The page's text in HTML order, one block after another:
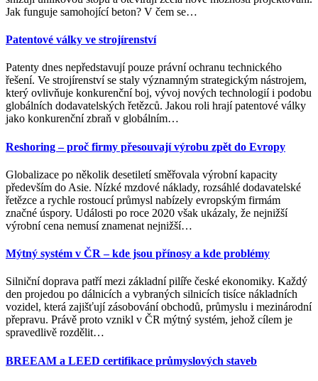
Jak funguje samohojící beton? V čem se…
Patentové války ve strojírenství
Patenty dnes nepředstavují pouze právní ochranu technického
řešení. Ve strojírenství se staly významným strategickým nástrojem,
který ovlivňuje konkurenční boj, vývoj nových technologií i podobu
globálních dodavatelských řetězců. Jakou roli hrají patentové války
jako konkurenční zbraň v globálním…
Reshoring – proč firmy přesouvají výrobu zpět do Evropy
Globalizace po několik desetiletí směřovala výrobní kapacity
především do Asie. Nízké mzdové náklady, rozsáhlé dodavatelské
řetězce a rychle rostoucí průmysl nabízely evropským firmám
značné úspory. Události po roce 2020 však ukázaly, že nejnižší
výrobní cena nemusí znamenat nejnižší…
Mýtný systém v ČR – kde jsou přínosy a kde problémy
Silniční doprava patří mezi základní pilíře české ekonomiky. Každý
den projedou po dálnicích a vybraných silnicích tisíce nákladních
vozidel, která zajišťují zásobování obchodů, průmyslu i mezinárodní
přepravu. Právě proto vznikl v ČR mýtný systém, jehož cílem je
spravedlivě rozdělit…
BREEAM a LEED certifikace průmyslových staveb